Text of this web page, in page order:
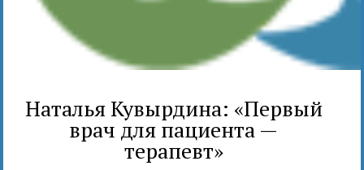
Наталья Кувырдина: «Первый
врач для пациента —
терапевт»